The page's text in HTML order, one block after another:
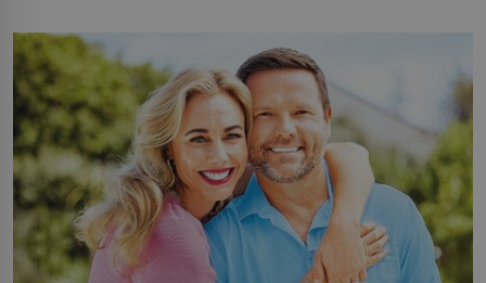
můžete obohatit své rituály a přinést do svého života
větší harmonii a klid. Je důležité